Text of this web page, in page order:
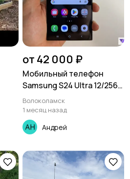
от 42 000 ₽
Мобильный телефон
Samsung S24 Ultra 12/256
Black
Волоколамск
1 месяц назад
Андрей